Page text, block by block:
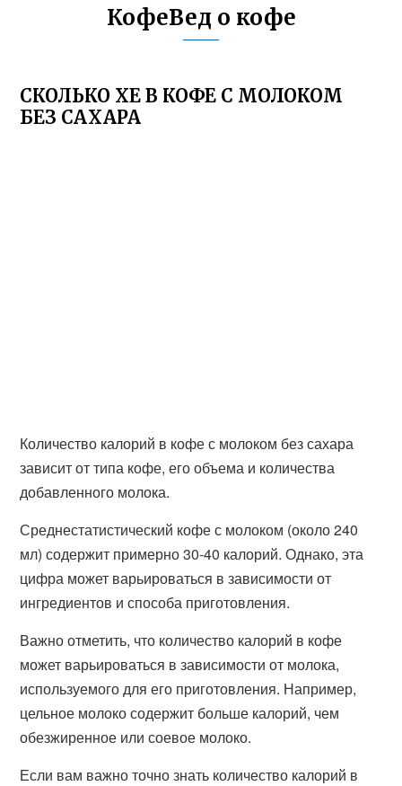
КофеВед о кофе
СКОЛЬКО ХЕ В КОФЕ С МОЛОКОМ
БЕЗ САХАРА
Количество калорий в кофе с молоком без сахара
зависит от типа кофе, его объема и количества
добавленного молока.
Среднестатистический кофе с молоком (около 240
мл) содержит примерно 30-40 калорий. Однако, эта
цифра может варьироваться в зависимости от
ингредиентов и способа приготовления.
Важно отметить, что количество калорий в кофе
может варьироваться в зависимости от молока,
используемого для его приготовления. Например,
цельное молоко содержит больше калорий, чем
обезжиренное или соевое молоко.
Если вам важно точно знать количество калорий в